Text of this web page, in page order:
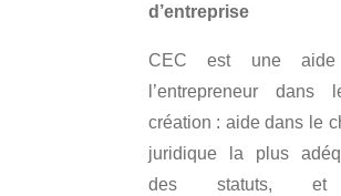
d’entreprise
CEC est une aide
l’entrepreneur
création : aide dans le
juridique la plus
des statuts,